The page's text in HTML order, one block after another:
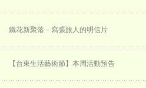
鐵花新聚落－寫張旅人的明信片
【台東生活藝術節】本周活動預告